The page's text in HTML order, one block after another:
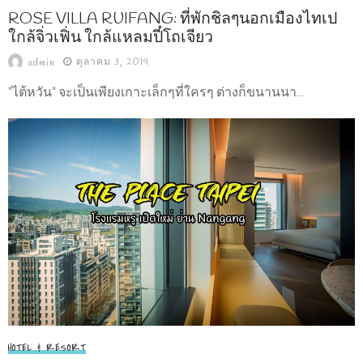
ROSE VILLA RUIFANG: ที่พักชิลๆนอกเมืองไทเป
ใกล้จิ่วเฟิ่น ใกล้แหลมปี๋โถเจียว
admin ตุลาคม 3, 2019
"ไต้หวัน" จะเป็นเพียงเกาะเล็กๆที่ใครๆ ต่างก็ขนานนา...
HOTEL & RESORT